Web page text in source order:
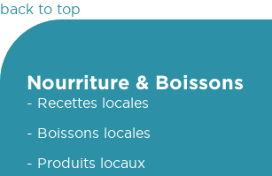
back to top
Nourriture & Boissons
- Recettes locales
- Boissons locales
- Produits locaux